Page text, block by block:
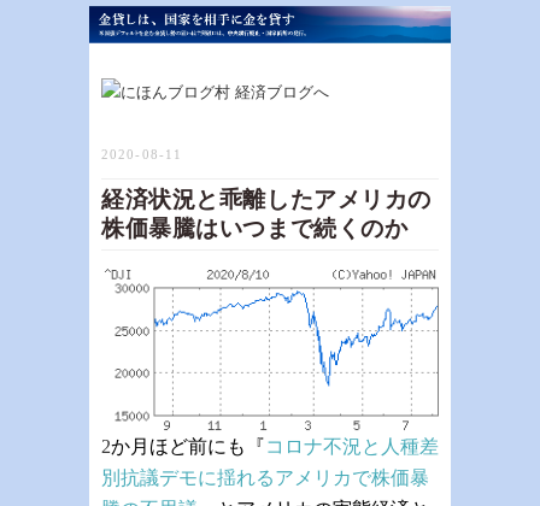
2020-08-11
経済状況と乖離したアメリカの
株価暴騰はいつまで続くのか
2か月ほど前にも『コロナ不況と人種差
別抗議デモに揺れるアメリカで株価暴